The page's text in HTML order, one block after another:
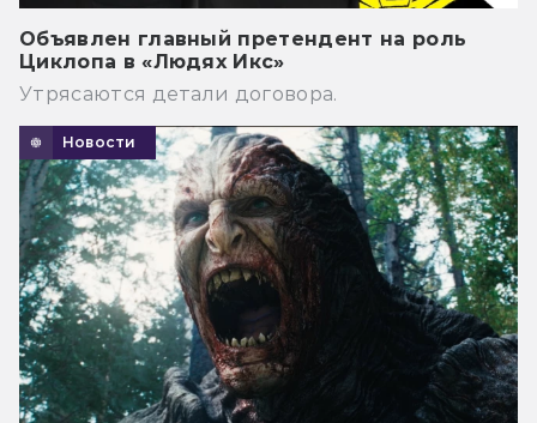
Объявлен главный претендент на роль
Циклопа в «Людях Икс»
Утрясаются детали договора.
Новости